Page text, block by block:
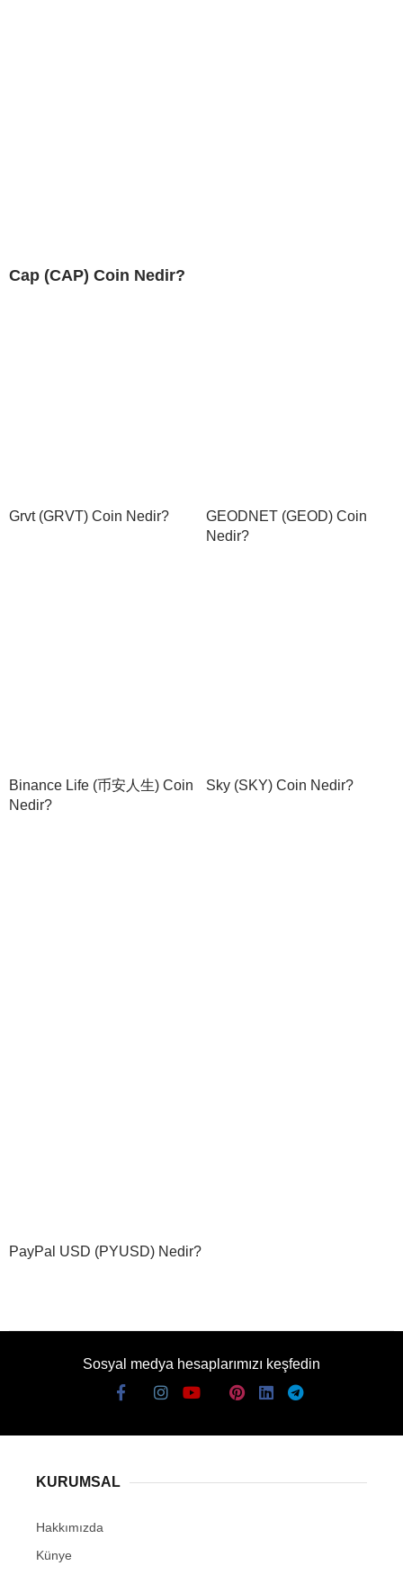
Cap (CAP) Coin Nedir?
Grvt (GRVT) Coin Nedir?
GEODNET (GEOD) Coin
Nedir?
Binance Life (币安人生) Coin
Nedir?
Sky (SKY) Coin Nedir?
PayPal USD (PYUSD) Nedir?
Sosyal medya hesaplarımızı keşfedin
KURUMSAL
Hakkımızda
Künye